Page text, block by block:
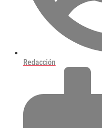
Redacción